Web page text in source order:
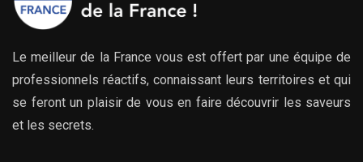
Le meilleur de la France vous est offert par une équipe de
professionnels réactifs, connaissant leurs territoires et qui
se feront un plaisir de vous en faire découvrir les saveurs
et les secrets.